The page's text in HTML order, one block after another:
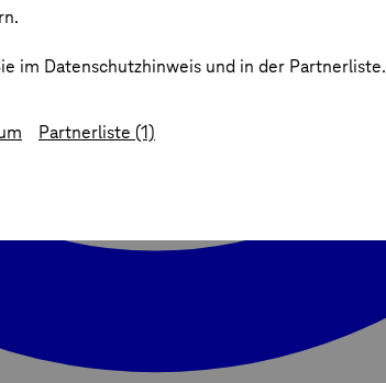
im Datenschutzhinweis und in der Partnerliste.
Partnerliste (1)